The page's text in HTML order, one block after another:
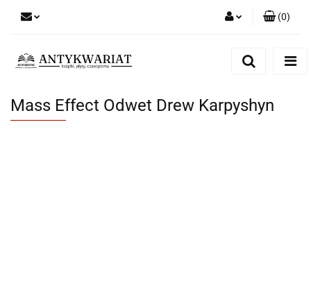
(0)
Mass Effect Odwet Drew Karpyshyn